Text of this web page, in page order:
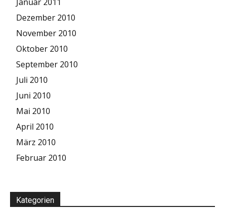
Januar 2011
Dezember 2010
November 2010
Oktober 2010
September 2010
Juli 2010
Juni 2010
Mai 2010
April 2010
März 2010
Februar 2010
Kategorien